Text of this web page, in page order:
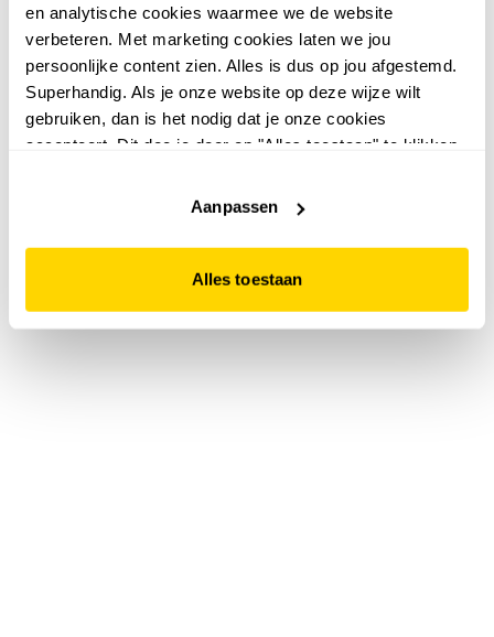
en analytische cookies waarmee we de website
verbeteren. Met marketing cookies laten we jou
persoonlijke content zien. Alles is dus op jou afgestemd.
Superhandig. Als je onze website op deze wijze wilt
gebruiken, dan is het nodig dat je onze cookies
accepteert. Dit doe je door op "Alles toestaan" te klikken.
website niet optimaal functioneert.
Aanpassen
Alles toestaan